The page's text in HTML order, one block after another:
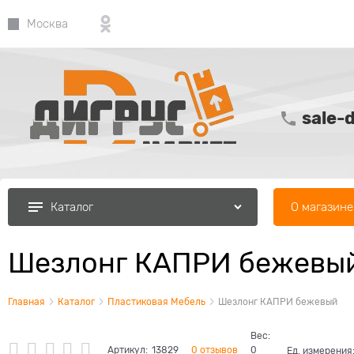
Москва
sale-
Каталог О магазине
Шезлонг КАПРИ
Главная Каталог Пластиковая Мебель Шезлонг КАПРИ бежевый
Артикул: 13829 0 отзывов
Вес:
0
Ед. измерения: